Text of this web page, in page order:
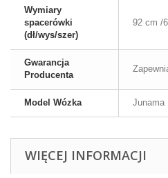
Wymiary
spacerówki
(dł/wys/szer)
92 cm /
Gwarancja
Producenta
Model Wózka Junama
WIĘCEJ INFORMACJI